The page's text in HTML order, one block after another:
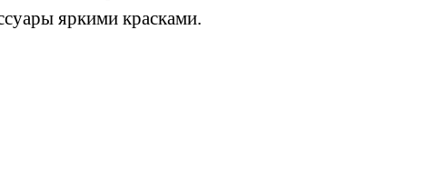
яркими красками.